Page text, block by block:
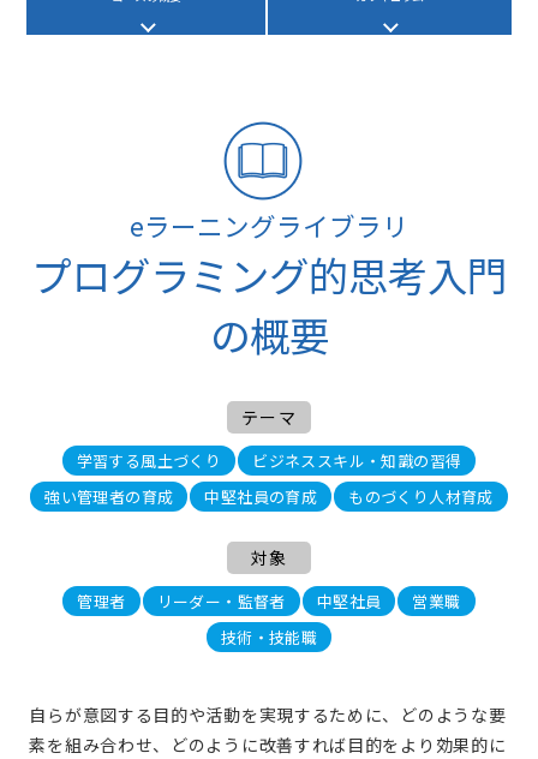
eラーニングライブラリ
プログラミング的思考入門
の概要
テーマ
学習する風土づくり
ビジネススキル・知識の習得
強い管理者の育成
中堅社員の育成 ものづくり人材育成
対象
管理者 リーダー・監督者 中堅社員
営業職
技術・技能職
自らが意図する目的や活動を実現するために、どのような要
素を組み合わせ、どのように改善すれば目的をより効果的に